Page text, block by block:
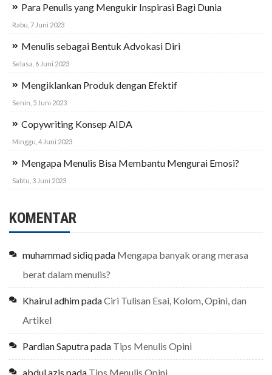
Para Penulis yang Mengukir Inspirasi Bagi Dunia
Rabu, 7 Juni 2023
Menulis sebagai Bentuk Advokasi Diri
Selasa, 6 Juni 2023
Mengiklankan Produk dengan Efektif
Senin, 5 Juni 2023
Copywriting Konsep AIDA
Minggu, 4 Juni 2023
Mengapa Menulis Bisa Membantu Mengurai Emosi?
Sabtu, 3 Juni 2023
KOMENTAR
muhammad sidiqpada Mengapa banyak orang merasa
berat dalam menulis?
Khairul adhimpadaCiri Tulisan Esai, Kolom, Opini, dan
Artikel
Pardian Saputrapada Tips Menulis Opini
abdul azis pada Tips Menulis Opini